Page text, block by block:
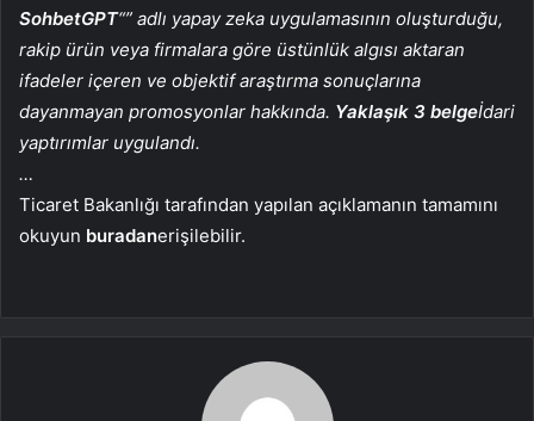
SohbetGPT“” adlı yapay zeka uygulamasının oluşturduğu,
rakip ürün veya firmalara göre üstünlük algısı aktaran
ifadeler içeren ve objektif araştırma sonuçlarına
dayanmayan promosyonlar hakkında. Yaklaşık 3 belgeİdari
yaptırımlar uygulandı.
…
Ticaret Bakanlığı tarafından yapılan açıklamanın tamamını
okuyun buradanerişilebilir.